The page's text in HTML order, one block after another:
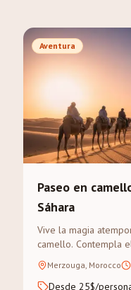
Aventura
Paseo en
Sáhara
Vive la magia
camello. Contempla
doradas del Erg
Merzouga, Morocco
Desde 25$/